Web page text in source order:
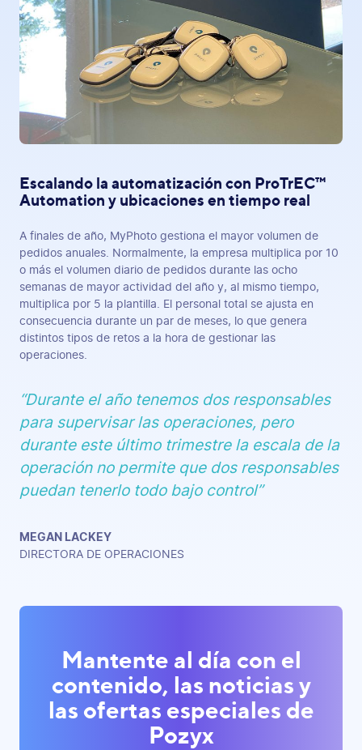
Escalando la automatización con ProTrEC™
Automation y ubicaciones en tiempo real
A finales de año, MyPhoto gestiona el mayor volumen de
pedidos anuales. Normalmente, la empresa multiplica por 10
o más el volumen diario de pedidos durante las ocho
semanas de mayor actividad del año y, al mismo tiempo,
multiplica por 5 la plantilla. El personal total se ajusta en
consecuencia durante un par de meses, lo que genera
distintos tipos de retos a la hora de gestionar las
operaciones.
“Durante el año tenemos dos responsables
para supervisar las operaciones, pero
durante este último trimestre la escala de la
operación no permite que dos responsables
puedan tenerlo todo bajo control”
MEGAN LACKEY
DIRECTORA DE OPERACIONES
Mantente al día con el
contenido, las noticias y
las ofertas especiales de
Pozyx